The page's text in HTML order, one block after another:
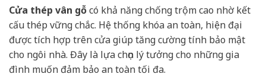
Cửa thép vân gỗcó khả năng chống trộm cao nhờ kết
cấu thép vững chắc. Hệ thống khóa an toàn, hiện đại
được tích hợp trên cửa giúp tăng cường tính bảo mật
cho ngôi nhà. Đây là lựa chọn lý tưởng cho những gia
đình muốn đảm bảo an toàn tối đa.